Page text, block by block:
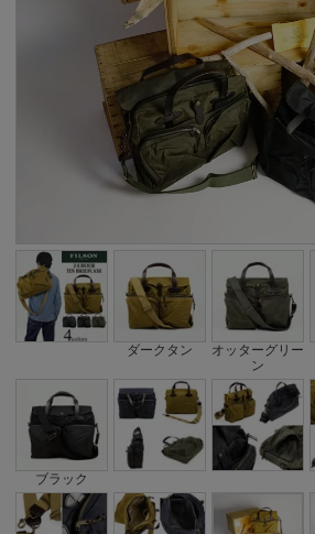
ダークタン
オッターグリー
ン
ブラック